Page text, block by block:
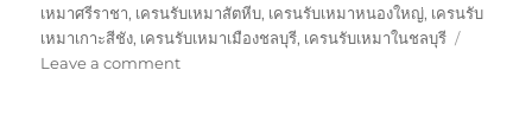
เหมาศรีราชา, เครนรับเหมาสัตหีบ, เครนรับเหมาหนองใหญ่, เครนรับ
เหมาเกาะสีชัง, เครนรับเหมาเมืองชลบุรี, เครนรับเหมาในชลบุรี
Leave a commenton